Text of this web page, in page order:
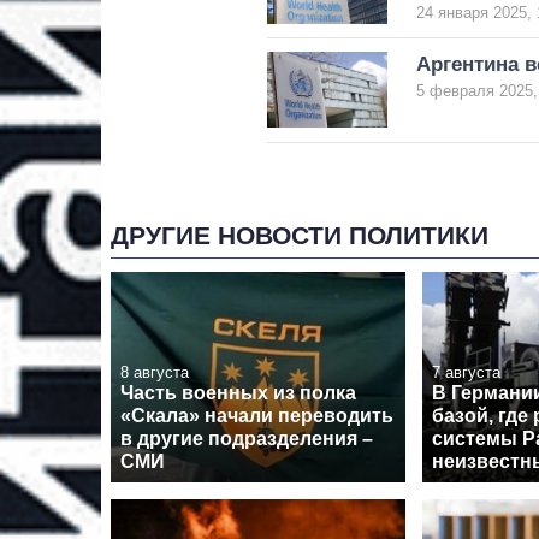
24 января 2025,
Аргентина
5 февраля
ДРУГИЕ НОВОСТИ ПОЛИТИКИ
8 августа
Часть военных из полка
«Скала» начали переводить
в другие подразделения –
СМИ
7 августа
В
базой,
системы